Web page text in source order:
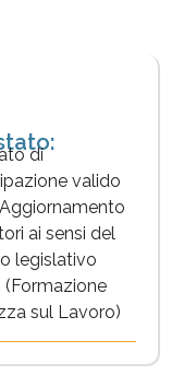
di
valido
ai sensi del
legislativo
sul Lavoro)